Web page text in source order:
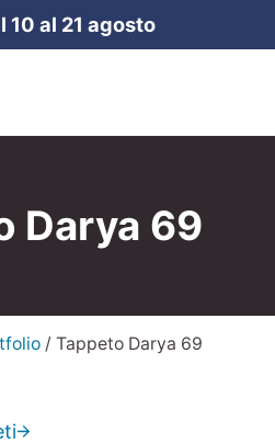
10 al 21 agosto
Darya 69
/Tappeto Darya 69